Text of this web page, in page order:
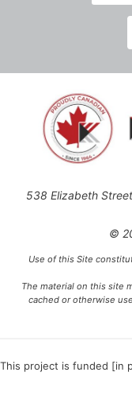
538 Elizabeth
©
Use of this Site
The material on this site
cached or otherwise
This project is funded [in